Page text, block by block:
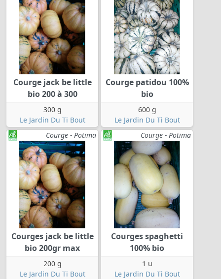
Courge jack be little
bio 200 à 300
300 g
Le Jardin Du Ti Bout
Courge patidou 100%
bio
600 g
Le Jardin Du Ti Bout
Courge - Potima
Courges jack be little
bio 200gr max
200 g
Le Jardin Du Ti Bout
Courge - Potima
Courges spaghetti
100% bio
1 u
Le Jardin Du Ti Bout